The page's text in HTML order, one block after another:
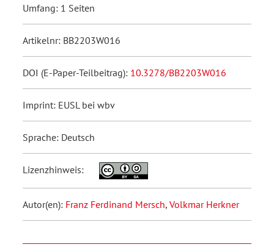
Umfang: 1 Seiten
Artikelnr: BB2203W016
DOI (E-Paper-Teilbeitrag): 10.3278/BB2203W016
Imprint: EUSL bei wbv
Sprache: Deutsch
Lizenzhinweis:
Autor(en): Franz Ferdinand Mersch, Volkmar Herkner